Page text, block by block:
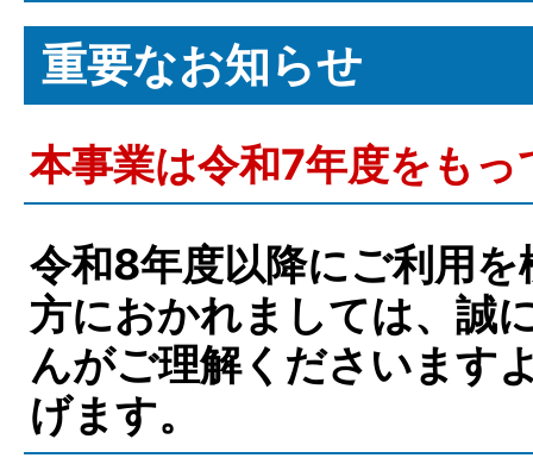
重要なお知らせ
本事業は令和7年度をも
令和8年度以降にご利用
方におかれましては、誠
んがご理解くださいます
げます。